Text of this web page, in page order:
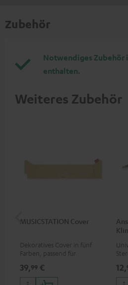
Zubehör
Notwendiges Zubehör
enthalten.
Weiteres Zubehör
MUSICSTATION Cover
Dekoratives Cover in fünf
Farben, passend für
39,99 € 12,